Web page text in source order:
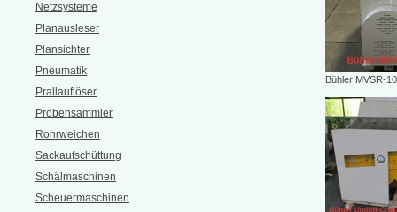
Netzsysteme
Planausleser
Plansichter
Pneumatik
Prallauflöser
Probensammler
Rohrweichen
Sackaufschüttung
Schälmaschinen
Scheuermaschinen
Bühler MVSR-